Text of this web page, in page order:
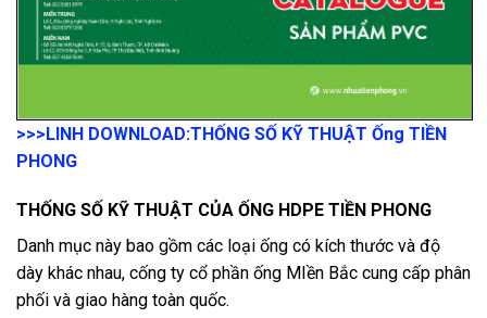
>>>LINH DOWNLOAD:THỐNG SỐ KỸ THUẬT Ống TIỀN
PHONG
THỐNG SỐ KỸ THUẬT CỦA ỐNG HDPE TIỀN PHONG
Danh mục này bao gồm các loại ống có kích thước và độ
dày khác nhau, cống ty cổ phần ống MIền Bắc cung cấp phân
phối và giao hàng toàn quốc.